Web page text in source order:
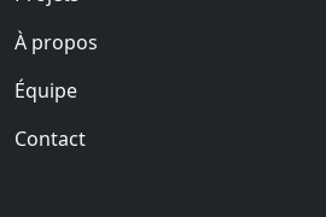
À propos
Équipe
Contact